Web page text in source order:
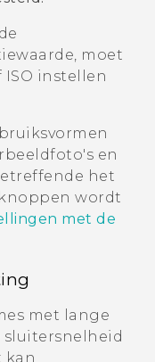
moet
instellen
en
het
wordt
met de
met lange
sluitersnelheid
kan